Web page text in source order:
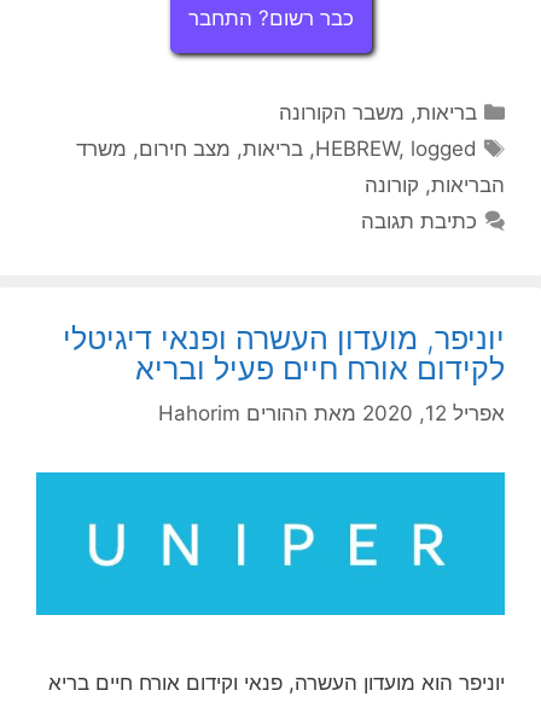
כבר רשום? התחבר
קטגוריות
בריאות, משבר הקורונה
תגיות
HEBREW, logged
,בריאות, מצב חירום, משרד
הבריאות, קורונה
כתיבת תגובה
יוניפר, מועדון העשרה ופנאי דיגיטלי
לקידום אורח חיים פעיל ובריא
אפריל 12, 2020 מאת ההורים Hahorim
יוניפר הוא מועדון העשרה, פנאי וקידום אורח חיים בריא